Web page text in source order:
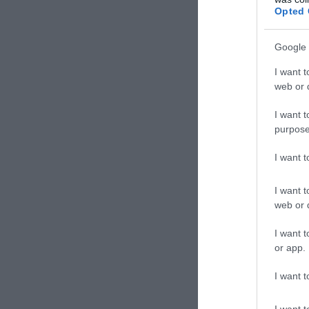
Opted
Google
I want
web or
I want
I want
I want
web or
I want
or app.
I want
επιτήρηση των